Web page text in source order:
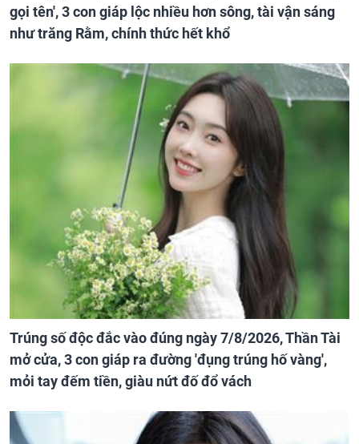
gọi tên', 3 con giáp lộc nhiều hơn sông, tài vận sáng
như trăng Rằm, chính thức hết khổ
Trúng số độc đắc vào đúng ngày 7/8/2026, Thần Tài
mở cửa, 3 con giáp ra đường 'đụng trúng hố vàng',
mỏi tay đếm tiền, giàu nứt đố đổ vách